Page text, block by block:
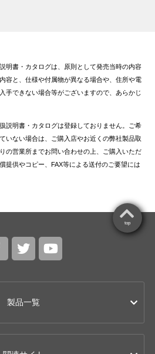
明書・カタログは、原則として発売当時の内容
容と、仕様や付属物が異なる場合や、住所や電
手できない場合等がございますので、あらかじ
説明書・カタログは登録しておりません。ご希
いない場合は、ご購入店やお近くの弊社製品取
の営業所までお問い合わせの上、ご購入いただ
提供やコピー、FAX等による送付のご要望には
製品一覧
top